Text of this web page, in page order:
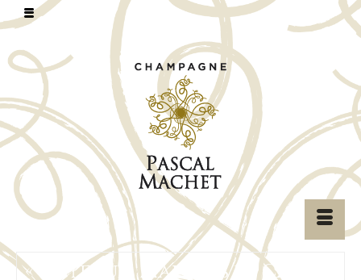
« Côteaux, Maisons et Caves